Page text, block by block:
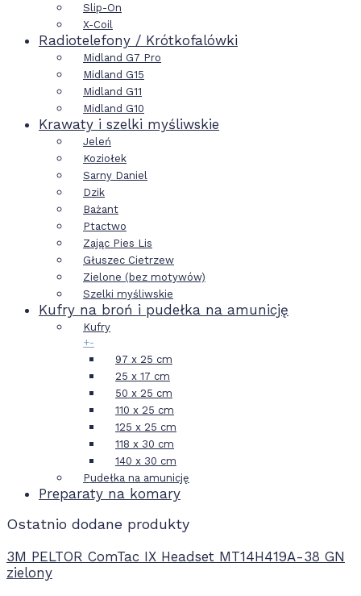
Slip-On
X-Coil
Radiotelefony / Krótkofalówki
Midland G7 Pro
Midland G15
Midland G11
Midland G10
Krawaty i szelki myśliwskie
Jeleń
Koziołek
Sarny Daniel
Dzik
Bażant
Ptactwo
Zając Pies Lis
Głuszec Cietrzew
Zielone (bez motywów)
Szelki myśliwskie
Kufry na broń i pudełka na amunicję
Kufry
+-
97 x 25 cm
25 x 17 cm
50 x 25 cm
110 x 25 cm
125 x 25 cm
118 x 30 cm
140 x 30 cm
Pudełka na amunicję
Preparaty na komary
Ostatnio dodane produkty
3M PELTOR ComTac IX Headset MT14H419A-38 GN
zielony